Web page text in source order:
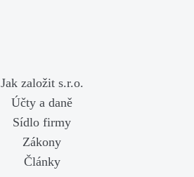
Jak založit s.r.o.
Účty a daně
Sídlo firmy
Zákony
Články